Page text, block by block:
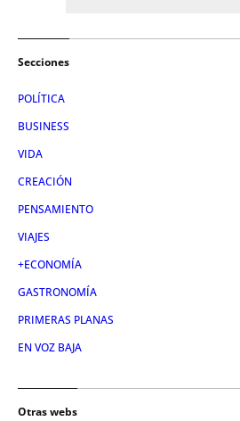
Secciones
POLÍTICA
BUSINESS
VIDA
CREACIÓN
PENSAMIENTO
VIAJES
+ECONOMÍA
GASTRONOMÍA
PRIMERAS PLANAS
EN VOZ BAJA
Otras webs